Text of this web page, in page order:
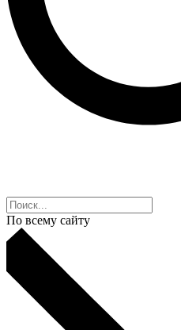
По всему сайту